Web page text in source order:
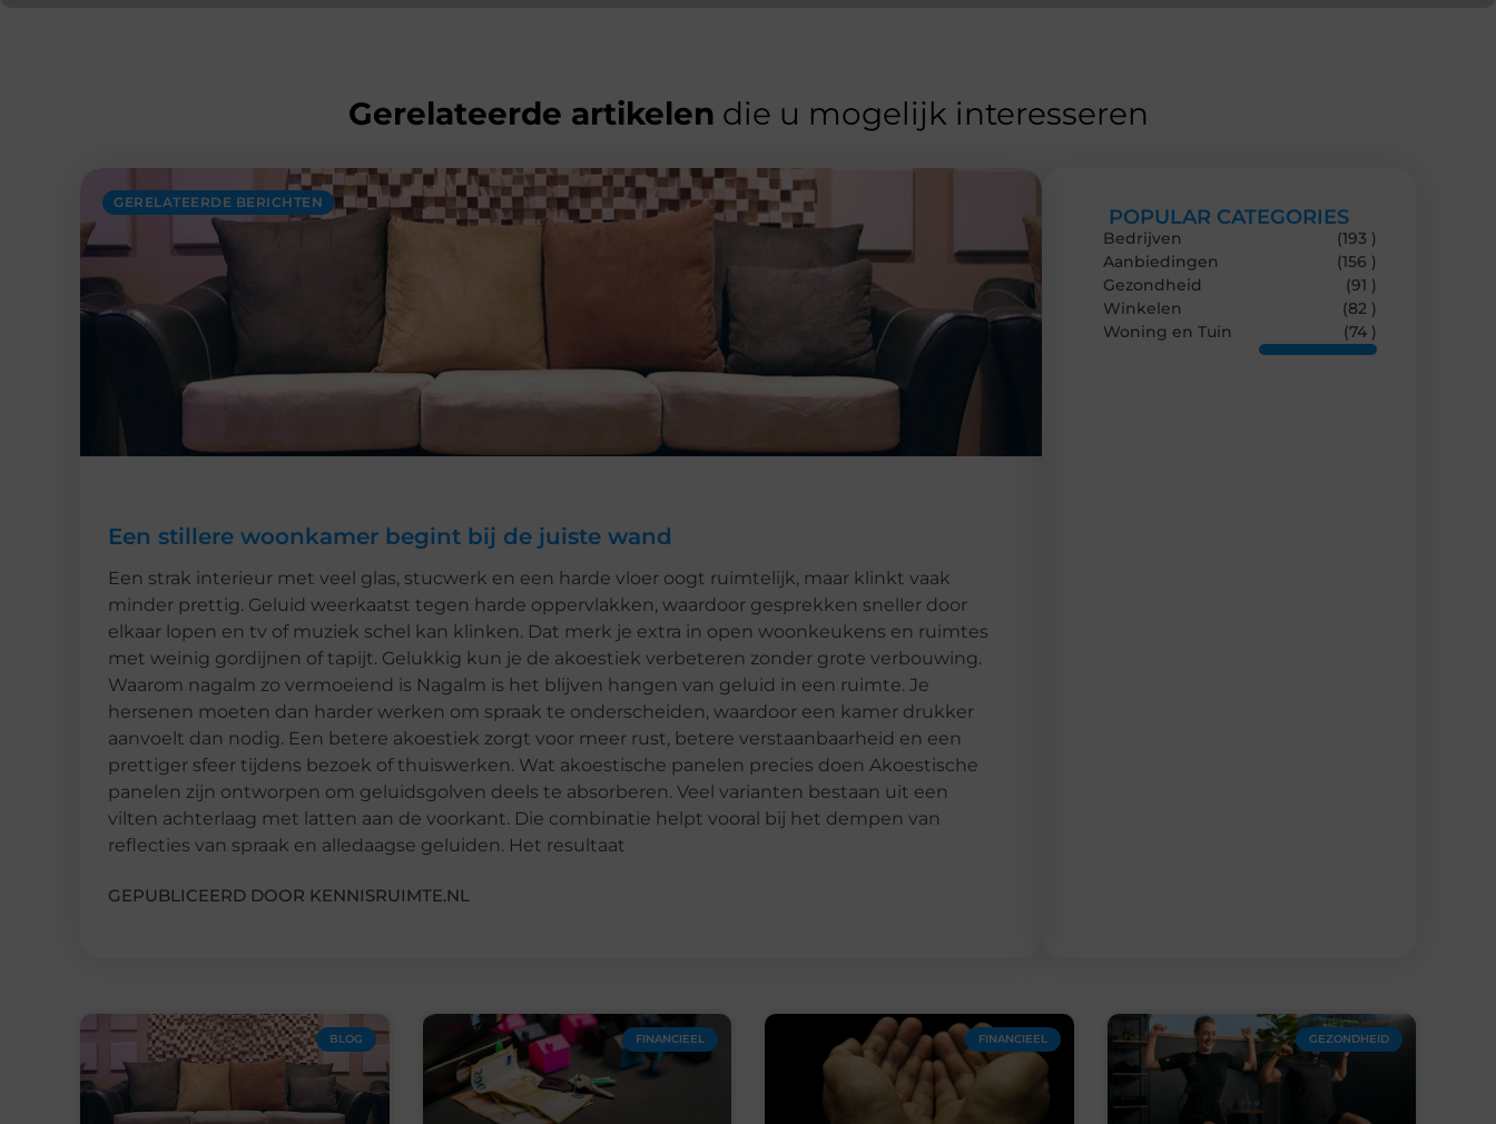
Gerelateerde artikelen die u mogelijk interesseren
GERELATEERDE BERICHTEN
Een stillere woonkamer begint bij de juiste wand
Een strak interieur met veel glas, stucwerk en een harde vloer oogt ruimtelijk, maar klinkt vaak
minder prettig. Geluid weerkaatst tegen harde oppervlakken, waardoor gesprekken sneller door
elkaar lopen en tv of muziek schel kan klinken. Dat merk je extra in open woonkeukens en ruimtes
met weinig gordijnen of tapijt. Gelukkig kun je de akoestiek verbeteren zonder grote verbouwing.
Waarom nagalm zo vermoeiend is Nagalm is het blijven hangen van geluid in een ruimte. Je
hersenen moeten dan harder werken om spraak te onderscheiden, waardoor een kamer drukker
aanvoelt dan nodig. Een betere akoestiek zorgt voor meer rust, betere verstaanbaarheid en een
prettiger sfeer tijdens bezoek of thuiswerken. Wat akoestische panelen precies doen Akoestische
panelen zijn ontworpen om geluidsgolven deels te absorberen. Veel varianten bestaan uit een
vilten achterlaag met latten aan de voorkant. Die combinatie helpt vooral bij het dempen van
reflecties van spraak en alledaagse geluiden. Het resultaat
GEPUBLICEERD DOOR KENNISRUIMTE.NL
POPULAR CATEGORIES
Bedrijven
(193 )
Aanbiedingen
(156 )
Gezondheid
(91 )
Winkelen
(82 )
Woning en Tuin
(74 )
BLOG FINANCIEEL FINANCIEEL GEZONDHEID